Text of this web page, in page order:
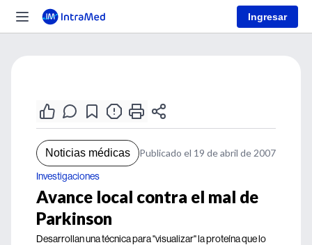
Ingresar
Noticias médicas Publicado el 19 de abril de 2007
Investigaciones
Avance local contra el mal de
Parkinson
Desarrollan una técnica para "visualizar" la proteína que lo